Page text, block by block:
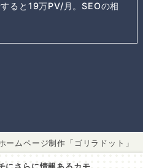
ると19万PV/月。SEOの相
ムページ制作「ゴリラドット」